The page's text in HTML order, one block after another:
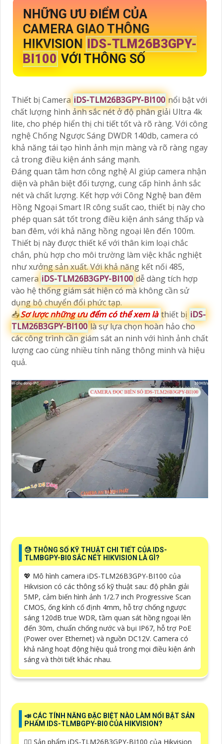
NHỮNG ƯU ĐIỂM CỦA
CAMERA GIAO THÔNG
HIKVISION IDS-TLM26B3GPY-
BI100 VỚI THÔNG SỐ
Thiết bị Camera iDS-TLM26B3GPY-BI100 nổi bật với
chất lượng hình ảnh sắc nét ở độ phân giải Ultra 4k
lite, cho phép hiển thị chi tiết tốt và rõ ràng. Với công
nghệ Chống Ngược Sáng DWDR 140db, camera có
khả năng tái tạo hình ảnh mịn màng và rõ ràng ngay
cả trong điều kiện ánh sáng mạnh.
Đáng quan tâm hơn công nghệ AI giúp camera nhận
diện và phân biệt đối tượng, cung cấp hình ảnh sắc
nét và chất lượng. Kết hợp với Công Nghệ ban đêm
Hồng Ngoại Smart IR công suất cao, thiết bị này cho
phép quan sát tốt trong điều kiện ánh sáng thấp và
ban đêm, với khả năng hồng ngoại lên đến 100m.
Thiết bị này được thiết kế với thân kim loại chắc
chắn, phù hợp cho môi trường làm việc khắc nghiệt
như xưởng sản xuất. Với khả năng kết nối 485,
camera iDS-TLM26B3GPY-BI100 dễ dàng tích hợp
vào hệ thống giám sát hiện có mà không cần sử
dụng bộ chuyển đổi phức tạp.
📥Sơ lược những ưu đểm có thể xem là thiết bị iDS-
TLM26B3GPY-BI100là sự lựa chọn hoàn hảo cho
các công trình cần giám sát an ninh với hình ảnh chất
lượng cao cùng nhiều tính năng thông minh và hiệu
quả.
😓 THÔNG SỐ KỸ THUẬT CHI TIẾT CỦA IDS-
TLMBGPY-BI0 SẮC NÉT HIKVISION LÀ GÌ?
💖 Mô hình camera iDS-TLM26B3GPY-BI100 của
Hikvision có các thông số kỹ thuật sau: độ phân giải
5MP, cảm biến hình ảnh 1/2.7 inch Progressive Scan
CMOS, ống kính cố định 4mm, hỗ trợ chống ngược
sáng 120dB true WDR, tầm quan sát hồng ngoại lên
đến 30m, chuẩn chống nước và bụi IP67, hỗ trợ PoE
(Power over Ethernet) và nguồn DC12V. Camera có
khả năng hoạt động hiệu quả trong mọi điều kiện ánh
sáng và thời tiết khác nhau.
📣 CÁC TÍNH NĂNG ĐẶC BIỆT NÀO LÀM NỔI BẬT SẢN
PHẨM IDS-TLMBGPY-BI0 CỦA HIKVISION?
🙆‍♀️ Sản phẩm iDS-TLM26B3GPY-BI100 của Hikvision